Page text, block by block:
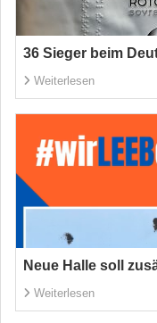
36 Sieger beim
Weiterlesen
Neue Halle soll
Weiterlesen